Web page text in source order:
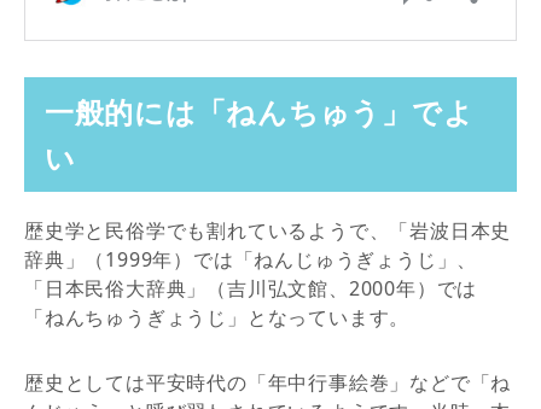
一般的には「ねんちゅう」でよ
い
歴史学と民俗学でも割れているようで、「岩波日本史
辞典」（1999年）では「ねんじゅうぎょうじ」、
「日本民俗大辞典」（吉川弘文館、2000年）では
「ねんちゅうぎょうじ」となっています。
歴史としては平安時代の「年中行事絵巻」などで「ね